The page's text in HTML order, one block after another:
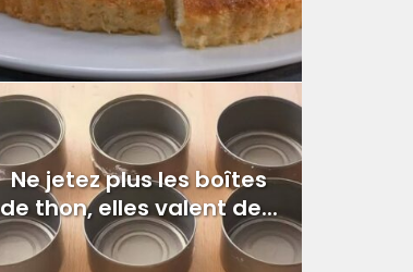
Ne jetez plus les boîtes
de thon, elles valent de...